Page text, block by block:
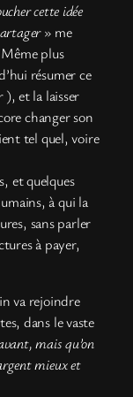
cette idée
» me
plus
résumer ce
), et la laisser
changer son
tel quel, voire
et quelques
à qui la
sans parler
à payer,
va rejoindre
dans le vaste
mais qu’on
mieux et